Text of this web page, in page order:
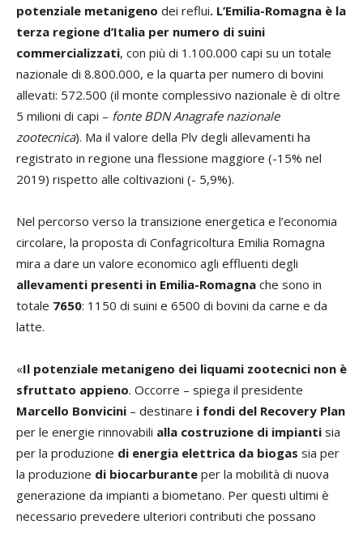
potenziale metanigeno dei reflui. L’Emilia-Romagna è la
terza regione d’Italia per numero di suini
commercializzati, con più di 1.100.000 capi su un totale
nazionale di 8.800.000, e la quarta per numero di bovini
allevati: 572.500 (il monte complessivo nazionale è di oltre
5 milioni di capi – fonte BDN Anagrafe nazionale
zootecnica). Ma il valore della Plv degli allevamenti ha
registrato in regione una flessione maggiore (-15% nel
2019) rispetto alle coltivazioni (- 5,9%).
Nel percorso verso la transizione energetica e l’economia
circolare, la proposta di Confagricoltura Emilia Romagna
mira a dare un valore economico agli effluenti degli
allevamenti presenti in Emilia-Romagna che sono in
totale 7650: 1150 di suini e 6500 di bovini da carne e da
latte.
«Il potenziale metanigeno dei liquami zootecnici non è
sfruttato appieno. Occorre – spiega il presidente
Marcello Bonvicini – destinare i fondi del Recovery Plan
per le energie rinnovabili alla costruzione di impianti sia
per la produzione di energia elettrica da biogas sia per
la produzione di biocarburante per la mobilità di nuova
generazione da impianti a biometano. Per questi ultimi è
necessario prevedere ulteriori contributi che possano